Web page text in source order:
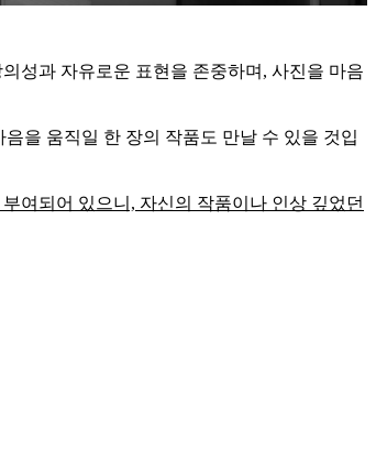
성과 자유로운 표현을 존중하며, 사진을 마음
을 움직일 한 장의 작품도 만날 수 있을 것입
여되어 있으니, 자신의 작품이나 인상 깊었던